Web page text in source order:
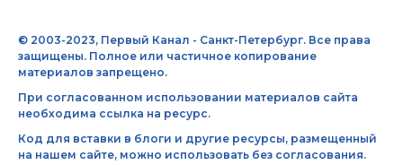
© 2003-2023, Первый Канал - Санкт-Петербург. Все права
защищены. Полное или частичное копирование
материалов запрещено.
При согласованном использовании материалов сайта
необходима ссылка на ресурс.
Код для вставки в блоги и другие ресурсы, размещенный
на нашем сайте, можно использовать без согласования.